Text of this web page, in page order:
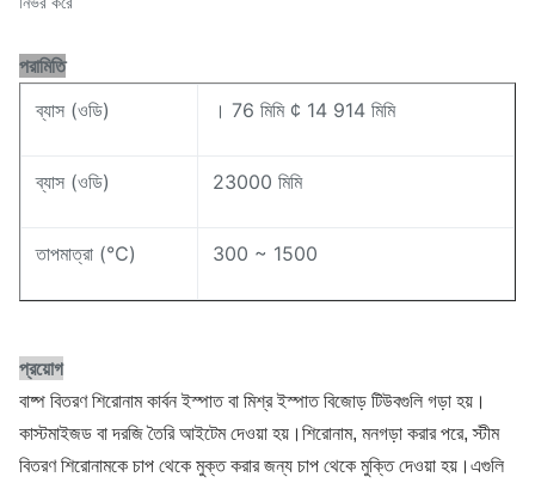
পরামিতি
ব্যাস (ওডি)
। 76 মিমি ¢ 14 914 মিমি
ব্যাস (ওডি) 23000 মিমি
তাপমাত্রা (℃) 300 ~ 1500
প্রয়োগ
বাষ্প বিতরণ শিরোনাম কার্বন ইস্পাত বা মিশ্র ইস্পাত বিজোড় টিউবগুলি গড়া হয়।
কাস্টমাইজড বা দরজি তৈরি আইটেম দেওয়া হয়।শিরোনাম, মনগড়া করার পরে, স্টীম
বিতরণ শিরোনামকে চাপ থেকে মুক্ত করার জন্য চাপ থেকে মুক্তি দেওয়া হয়।এগুলি